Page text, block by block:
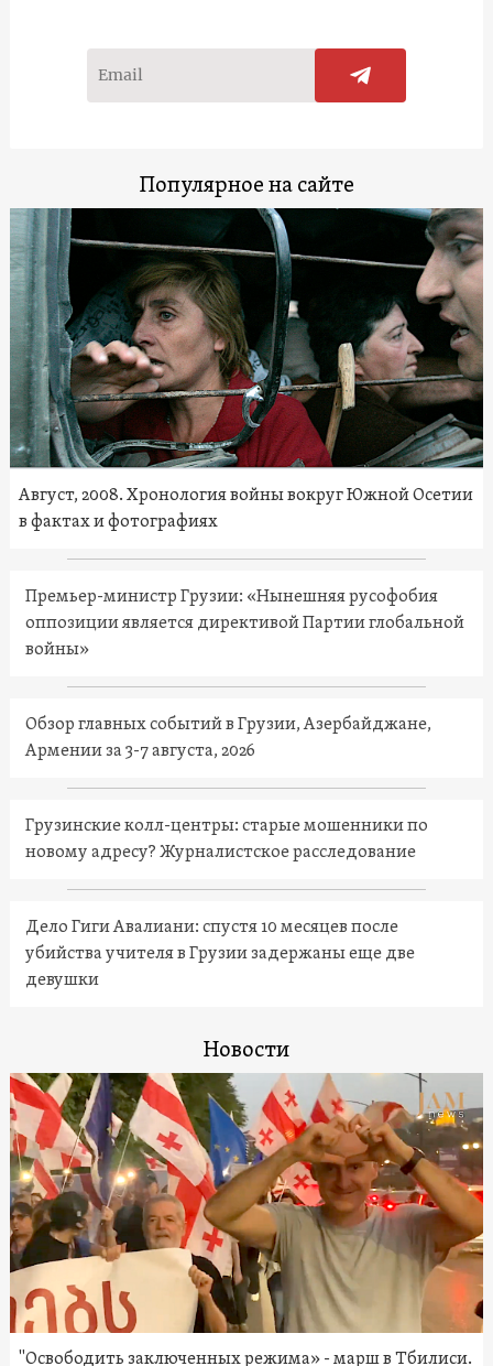
Популярное на сайте
Август, 2008. Хронология войны вокруг Южной Осетии
в фактах и фотографиях
Премьер-министр Грузии: «Нынешняя русофобия
оппозиции является директивой Партии глобальной
войны»
Обзор главных событий в Грузии, Азербайджане,
Армении за 3-7 августа, 2026
Грузинские колл-центры: старые мошенники по
новому адресу? Журналистское расследование
Дело Гиги Авалиани: спустя 10 месяцев после
убийства учителя в Грузии задержаны еще две
девушки
Новости
"Освободить заключенных режима» - марш в Тбилиси.